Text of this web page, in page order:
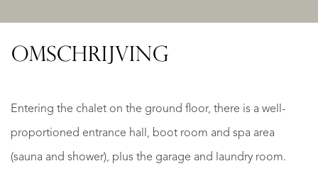
OMSCHRIJVING
Entering the chalet on the ground floor, there is a well-
proportioned entrance hall, boot room and spa area
(sauna and shower), plus the garage and laundry room.